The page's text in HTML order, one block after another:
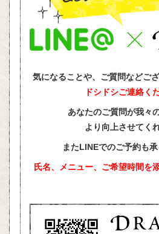
気になることや、ご質問などご
ドシドシご連絡く
あなたのご質問が我々
より向上させてく
またLINEでのご予約も承
氏名、メニュー、ご希望時間を